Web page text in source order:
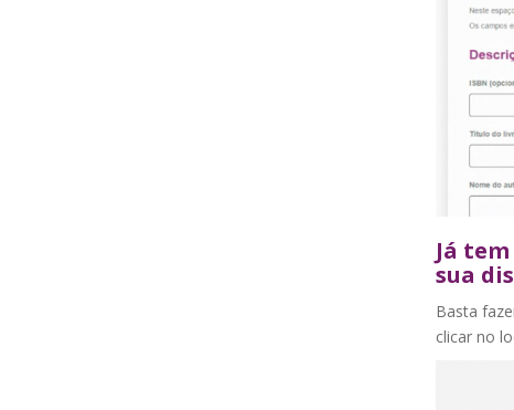
Já
sua
Basta
clicar no